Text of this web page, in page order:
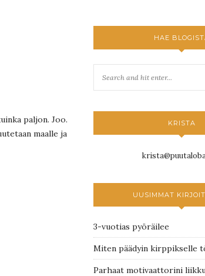
paljon. Joo.
maalle ja
HAE
KRISTA
UUSIMMAT
3-vuotias pyöräilee
Miten päädyin kirppikselle
Parhaat motivaattorini